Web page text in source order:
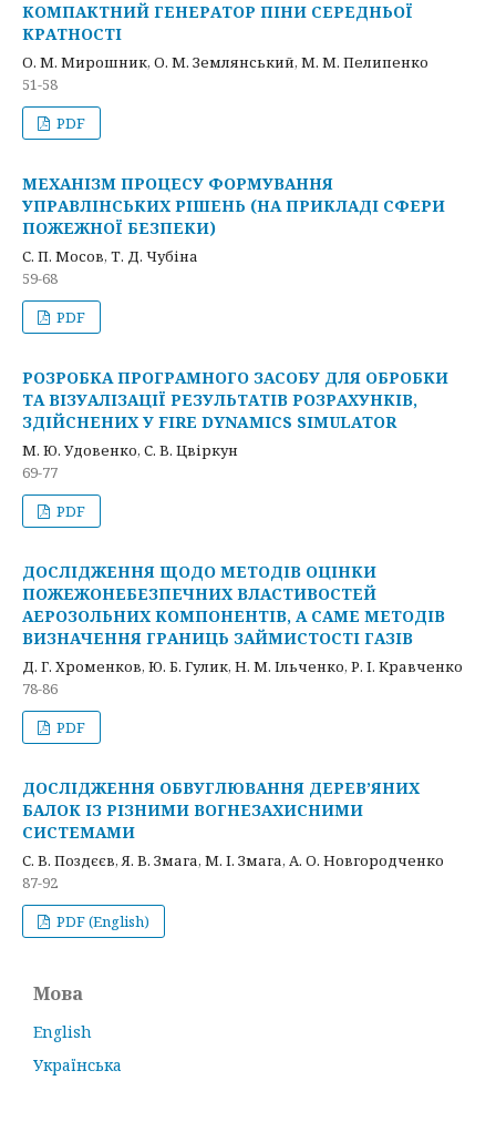
КОМПАКТНИЙ ГЕНЕРАТОР ПІНИ СЕРЕДНЬОЇ
КРАТНОСТІ
О. М. Мирошник, О. М. Землянський, М. М. Пелипенко
51-58
PDF
МЕХАНІЗМ ПРОЦЕСУ ФОРМУВАННЯ
УПРАВЛІНСЬКИХ РІШЕНЬ (НА ПРИКЛАДІ СФЕРИ
ПОЖЕЖНОЇ БЕЗПЕКИ)
С. П. Мосов, Т. Д. Чубіна
59-68
PDF
РОЗРОБКА ПРОГРАМНОГО ЗАСОБУ ДЛЯ ОБРОБКИ
ТА ВІЗУАЛІЗАЦІЇ РЕЗУЛЬТАТІВ РОЗРАХУНКІВ,
ЗДІЙСНЕНИХ У FIRE DYNAMICS SIMULATOR
М. Ю. Удовенко, С. В. Цвіркун
69-77
PDF
ДОСЛІДЖЕННЯ ЩОДО МЕТОДІВ ОЦІНКИ
ПОЖЕЖОНЕБЕЗПЕЧНИХ ВЛАСТИВОСТЕЙ
АЕРОЗОЛЬНИХ КОМПОНЕНТІВ, А САМЕ МЕТОДІВ
ВИЗНАЧЕННЯ ГРАНИЦЬ ЗАЙМИСТОСТІ ГАЗІВ
Д. Г. Хроменков, Ю. Б. Гулик, Н. М. Ільченко, Р. І. Кравченко
78-86
PDF
ДОСЛІДЖЕННЯ ОБВУГЛЮВАННЯ ДЕРЕВ’ЯНИХ
БАЛОК ІЗ РІЗНИМИ ВОГНЕЗАХИСНИМИ
СИСТЕМАМИ
С. В. Поздєєв, Я. В. Змага, М. І. Змага, А. О. Новгородченко
87-92
PDF (English)
Мова
English
Українська